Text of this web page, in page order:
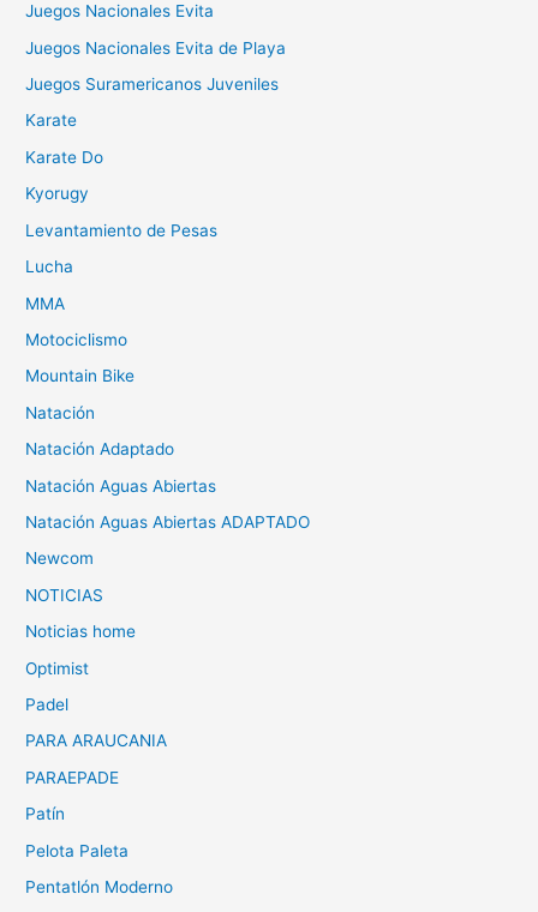
Juegos Nacionales Evita
Juegos Nacionales Evita de Playa
Juegos Suramericanos Juveniles
Karate
Karate Do
Kyorugy
Levantamiento de Pesas
Lucha
MMA
Motociclismo
Mountain Bike
Natación
Natación Adaptado
Natación Aguas Abiertas
Natación Aguas Abiertas ADAPTADO
Newcom
NOTICIAS
Noticias home
Optimist
Padel
PARA ARAUCANIA
PARAEPADE
Patín
Pelota Paleta
Pentatlón Moderno